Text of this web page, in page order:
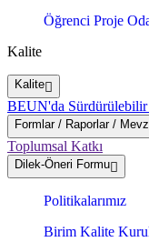
Öğrenci Proje
Kalite
Kalite
BEUN'da Sürdürülebilir
Formlar / Raporlar /
Toplumsal Katkı
Dilek-Öneri Formu
Politikalarımız
Birim Kalite